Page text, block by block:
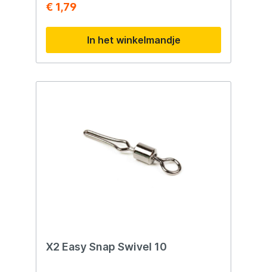
€ 1,79
In het winkelmandje
X2 Easy Snap Swivel 10